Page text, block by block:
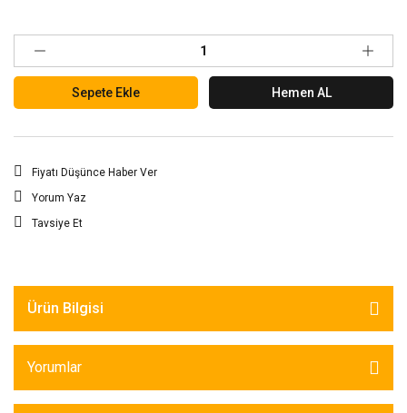
Sepete Ekle Hemen AL
Fiyatı Düşünce Haber Ver
Yorum Yaz
Tavsiye Et
Ürün Bilgisi
Yorumlar